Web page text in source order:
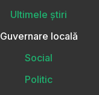
Ultimele știri
Guvernare locală
Social
Politic